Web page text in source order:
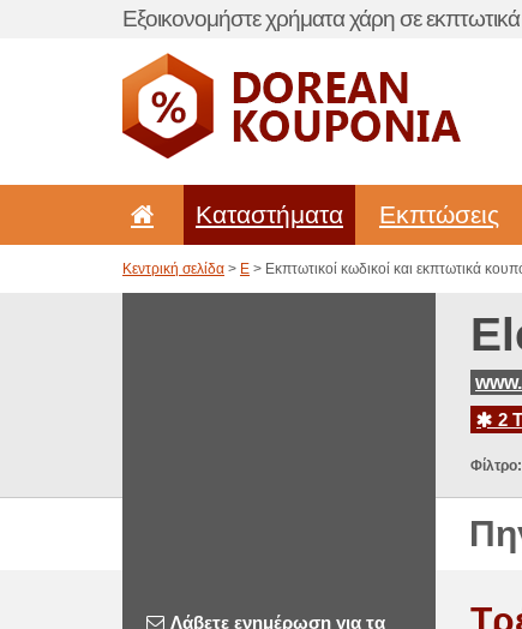
Εξοικονομήστε χρήματα χάρη σε
Καταστήματα Εκπτώσεις
Κεντρική σελίδα > E > Εκπτωτικοί κωδικοί και εκπτωτικά
2
Φίλτρο:
Λάβετε ενημέρωση για τα